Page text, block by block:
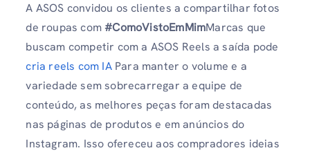
A ASOS convidou os clientes a compartilhar fotos
de roupas com#ComoVistoEmMimMarcas que
buscam competir com a ASOS Reels a saída pode
cria reels com IAPara manter o volume e a
variedade sem sobrecarregar a equipe de
conteúdo, as melhores peças foram destacadas
nas páginas de produtos e em anúncios do
Instagram. Isso ofereceu aos compradores ideias